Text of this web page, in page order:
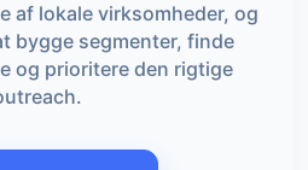
af lokale virksomheder, og
bygge segmenter, finde
og prioritere den rigtige